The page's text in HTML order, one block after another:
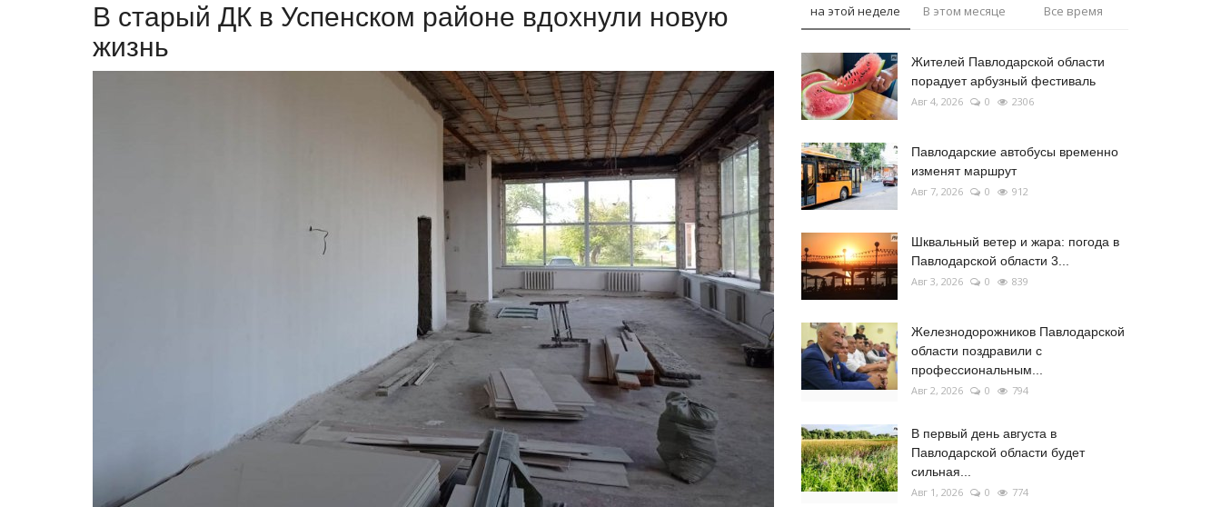
В старый ДК в Успенском районе вдохнули новую
жизнь
на этой неделе В этом месяце Все время
Жителей Павлодарской области
порадует арбузный фестиваль
Авг 4, 2026 0 2306
Павлодарские автобусы временно
изменят маршрут
Авг 7, 2026 0 912
Шквальный ветер и жара: погода в
Павлодарской области 3...
Авг 3, 2026 0 839
Железнодорожников Павлодарской
области поздравили с
профессиональным...
Авг 2, 2026 0 794
В первый день августа в
Павлодарской области будет
сильная...
Авг 1, 2026 0 774